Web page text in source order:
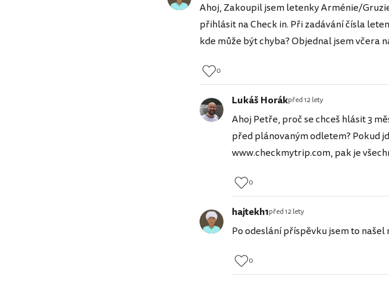
Ahoj, Zakoupil jsem letenky Arménie/
přihlásit na Check in. Při zadávání čísla
kde může být chyba? Objednal jsem včera
0
Lukáš Horákpřed 12 lety
Ahoj Petře, proč se chceš hlásit 3
před plánovaným odletem? Pokud
www.checkmytrip.com, pak je
0
hajtekh1před 12 lety
Po odeslání příspěvku jsem to
0